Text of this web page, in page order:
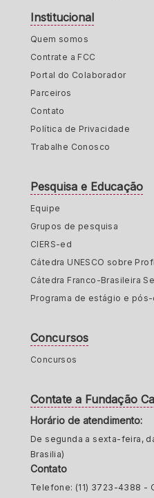
Institucional
Quem somos
Contrate a FCC
Portal do Colaborador
Parceiros
Contato
Política de Privacidade
Trabalhe Conosco
Pesquisa e Educação
Equipe
Grupos de pesquisa
CIERS-ed
Cátedra UNESCO sobre
Cátedra Franco-Brasileira
Programa de estágio e
Concursos
Concursos
Contate a Fundação
Horário de atendimento:
De segunda a sexta-feira,
Brasilia)
Contato
Telefone: (11) 3723-4388 -